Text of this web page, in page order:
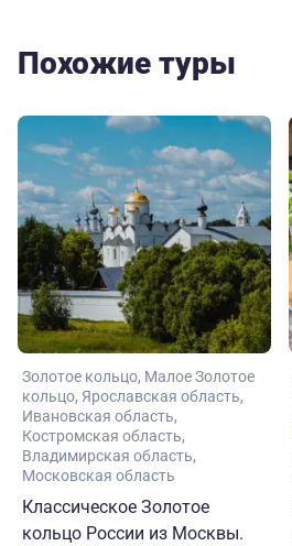
Похожие туры
Золотое кольцо Малое Золотое
кольцо Ярославская область
Ивановская область
Костромская область
Владимирская область
Московская область
Классическое Золотое
кольцо России из Москвы.